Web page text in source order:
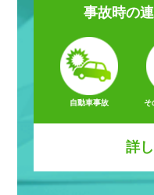
事故時の
自動車事故 そ
詳